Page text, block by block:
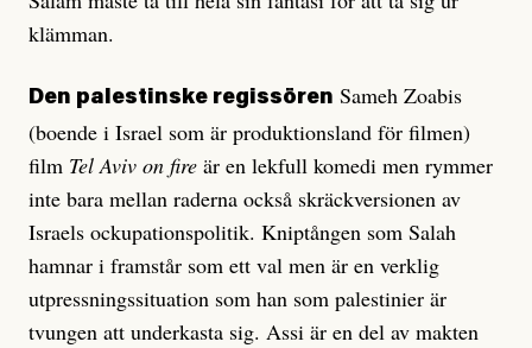
klämman.
Den palestinske regissören Sameh Zoabis
(boende i Israel som är produktionsland för filmen)
film Tel Aviv on fire är en lekfull komedi men rymmer
inte bara mellan raderna också skräckversionen av
Israels ockupationspolitik. Kniptången som Salah
hamnar i framstår som ett val men är en verklig
utpressningssituation som han som palestinier är
tvungen att underkasta sig. Assi är en del av makten